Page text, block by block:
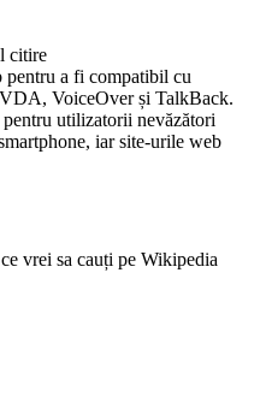
citire
pentru a fi compatibil cu
VoiceOver și TalkBack.
utilizatorii nevăzători
iar site-urile web
vrei sa cauți pe Wikipedia